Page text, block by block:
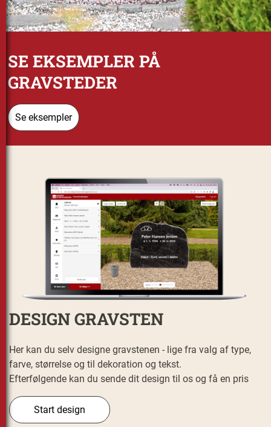
SE EKSEMPLER PÅ
GRAVSTEDER
Se eksempler
DESIGN GRAVSTEN
Her kan du selv designe gravstenen - lige fra valg af type,
farve, størrelse og til dekoration og tekst.
Efterfølgende kan du sende dit design til os og få en pris
Start design